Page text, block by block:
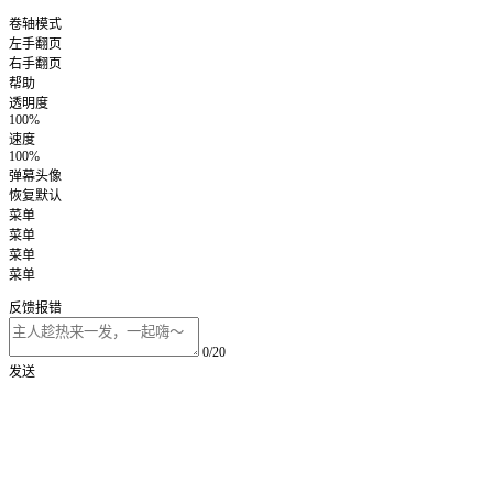
卷轴模式
左手翻页
右手翻页
帮助
透明度
100%
速度
100%
弹幕头像
恢复默认
菜单
菜单
菜单
菜单
反馈报错
0/20
发送